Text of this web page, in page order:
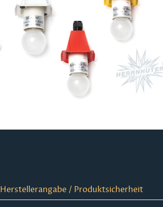
Herstellerangabe / Produktsicherheit